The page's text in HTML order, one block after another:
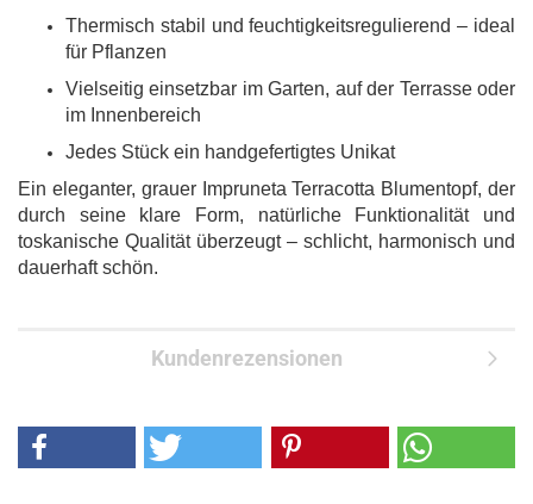
Thermisch stabil und feuchtigkeitsregulierend – ideal
für Pflanzen
Vielseitig einsetzbar im Garten, auf der Terrasse oder
im Innenbereich
Jedes Stück ein handgefertigtes Unikat
Ein eleganter, grauer Impruneta Terracotta Blumentopf, der
durch seine klare Form, natürliche Funktionalität und
toskanische Qualität überzeugt – schlicht, harmonisch und
dauerhaft schön.
Kundenrezensionen